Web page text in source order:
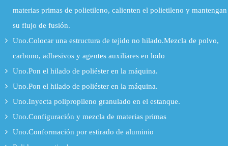
materias primas de polietileno, calienten el polietileno y mantengan
su flujo de fusión.
Uno.Colocar una estructura de tejido no hilado.Mezcla de polvo,
carbono, adhesivos y agentes auxiliares en lodo
Uno.Pon el hilado de poliéster en la máquina.
Uno.Pon el hilado de poliéster en la máquina.
Uno.Inyecta polipropileno granulado en el estanque.
Uno.Configuración y mezcla de materias primas
Uno.Conformación por estirado de aluminio